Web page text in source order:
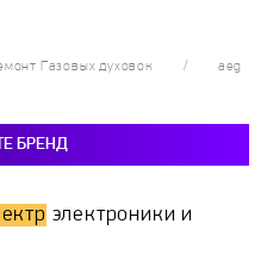
Газовых духовок aeg
БРЕНД
электроники и